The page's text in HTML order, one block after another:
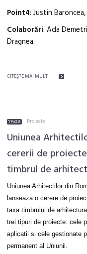
Point4: Justin
Colaborări: Ada
Dragnea.
CITEŞTE MAI MULT
Proiecte
Uniunea
cererii de
timbrul de
Uniunea Arhitectilor din
lanseaza o cerere de
taxa timbrului de
trei tipuri de proiecte: cele
aplicatii si cele gestionate
permanent al Uniunii.